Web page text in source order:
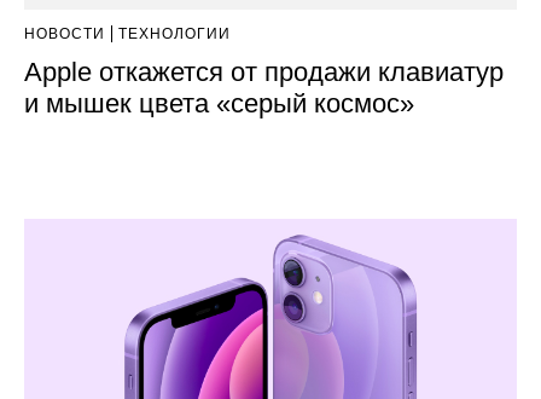
НОВОСТИ ТЕХНОЛОГИИ
Apple откажется от продажи клавиатур
и мышек цвета «серый космос»